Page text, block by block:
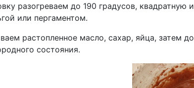
разогреваем до 190 градусов,
или пергаментом.
растопленное масло, сахар, яйца, затем
состояния.